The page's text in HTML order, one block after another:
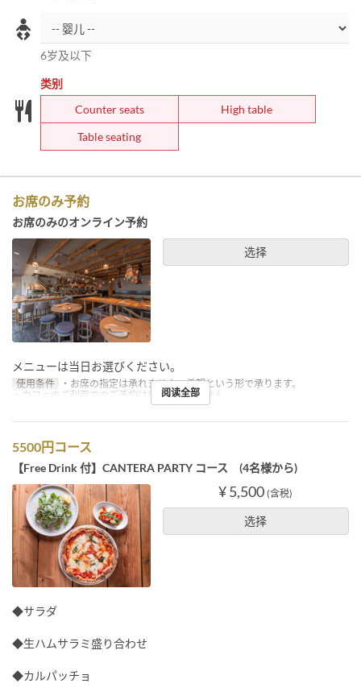
6岁及以下
类别
Counter seats
High table
Table seating
お席のみ予約
お席のみのオンライン予約
选择
メニューは当日お選びください。
使用条件
・お席の指定は承れません。希望という形で承ります。
・カフェのご利用でのご予約は承っておりません。
阅读全部
5500円コース
【Free Drink 付】CANTERA PARTY コース (4名様から)
¥ 5,500 (含税)
选择
◆サラダ
◆生ハムサラミ盛り合わせ
◆カルパッチョ